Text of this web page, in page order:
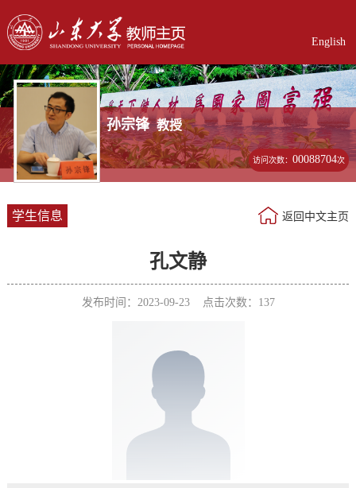
English
孙宗锋 教授
访问次数：00088704次
学生信息 返回中文主页
孔文静
发布时间：2023-09-23 点击次数： 137